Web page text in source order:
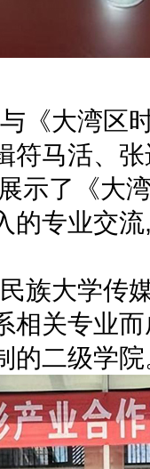
《大湾区
符马活、
示了《大
的专业交
族大学传
相关专业
的二级学